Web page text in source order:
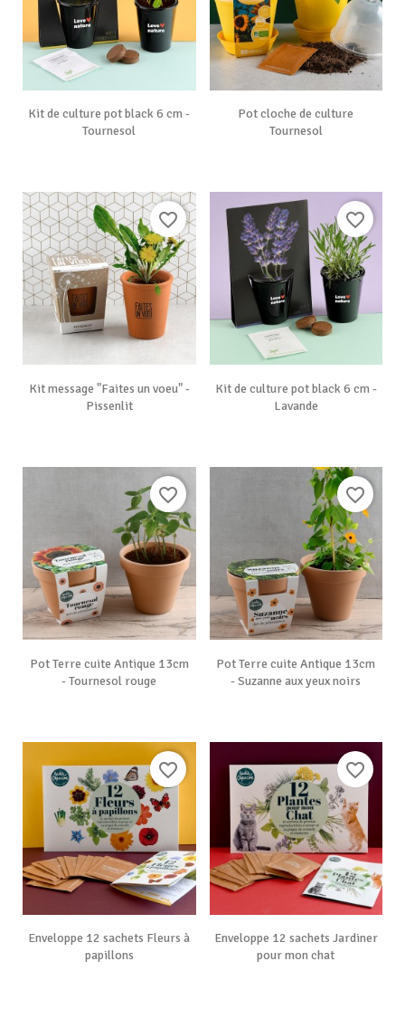
Kit de culture pot black 6 cm -
Tournesol
Pot cloche de culture
Tournesol
Kit message "Faites un voeu" -
Pissenlit
favorite_border
Kit de culture pot black 6 cm -
Lavande
favorite_border
Pot Terre cuite Antique 13cm
- Tournesol rouge
favorite_border
Pot Terre cuite Antique 13cm
- Suzanne aux yeux noirs
favorite_border
Enveloppe 12 sachets Fleurs à
papillons
favorite_border
Enveloppe 12 sachets Jardiner
pour mon chat
favorite_border